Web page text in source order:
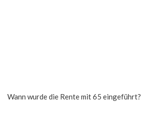
Wann wurde die Rente mit 65 eingeführt?